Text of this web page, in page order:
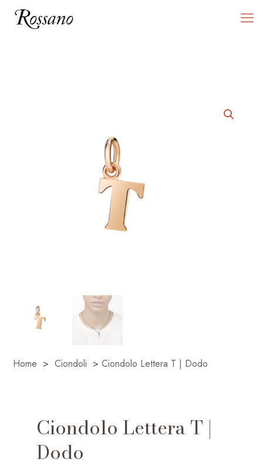
Home > Ciondoli > Ciondolo Lettera T | Dodo
Ciondolo Lettera T |
Dodo